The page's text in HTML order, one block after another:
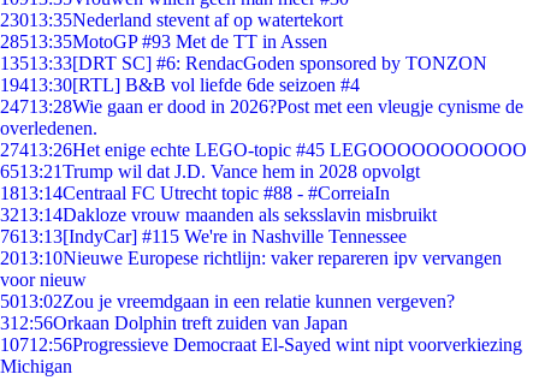
23013:35Nederland stevent af op watertekort
28513:35MotoGP #93 Met de TT in Assen
13513:33[DRT SC] #6: RendacGoden sponsored by TONZON
19413:30[RTL] B&B vol liefde 6de seizoen #4
24713:28Wie gaan er dood in 2026?Post met een vleugje cynisme de
overledenen.
27413:26Het enige echte LEGO-topic #45 LEGOOOOOOOOOOO
6513:21Trump wil dat J.D. Vance hem in 2028 opvolgt
1813:14Centraal FC Utrecht topic #88 - #CorreiaIn
3213:14Dakloze vrouw maanden als seksslavin misbruikt
7613:13[IndyCar] #115 We're in Nashville Tennessee
2013:10Nieuwe Europese richtlijn: vaker repareren ipv vervangen
voor nieuw
5013:02Zou je vreemdgaan in een relatie kunnen vergeven?
312:56Orkaan Dolphin treft zuiden van Japan
10712:56Progressieve Democraat El-Sayed wint nipt voorverkiezing
Michigan